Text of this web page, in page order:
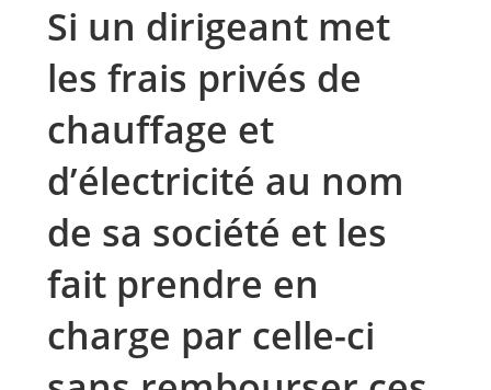
Si un dirigeant met
les frais privés de
chauffage et
d’électricité au nom
de sa société et les
fait prendre en
charge par celle-ci